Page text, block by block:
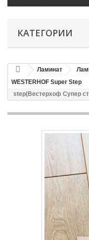
КАТЕГОРИИ
Ламинат
WESTERHOF Super Step
step(Вестерхоф Супер